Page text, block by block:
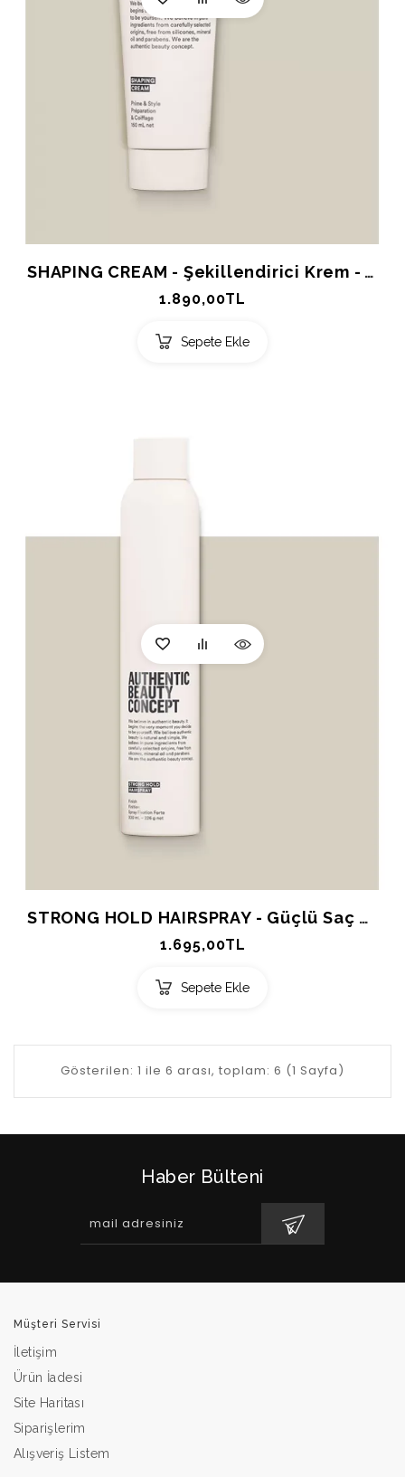
SHAPING CREAM - Şekillendirici Krem - Authentic Beauty Concept 150ml.
1.890,00TL
Sepete Ekle
STRONG HOLD HAIRSPRAY - Güçlü Saç Spreyi - Authentic Beauty Concept 300ml.
1.695,00TL
Sepete Ekle
Gösterilen: 1 ile 6 arası, toplam: 6 (1 Sayfa)
Haber Bülteni
Müşteri Servisi
İletişim
Ürün İadesi
Site Haritası
Siparişlerim
Alışveriş Listem